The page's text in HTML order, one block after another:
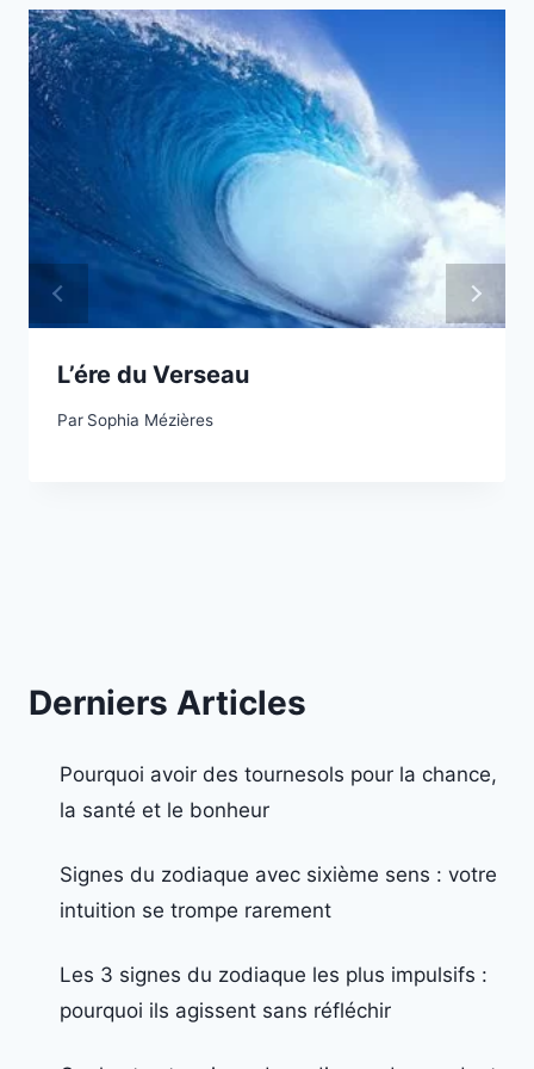
L’ére du Verseau
Par Sophia Mézières
Derniers Articles
Pourquoi avoir des tournesols pour la chance,
la santé et le bonheur
Signes du zodiaque avec sixième sens : votre
intuition se trompe rarement
Les 3 signes du zodiaque les plus impulsifs :
pourquoi ils agissent sans réfléchir